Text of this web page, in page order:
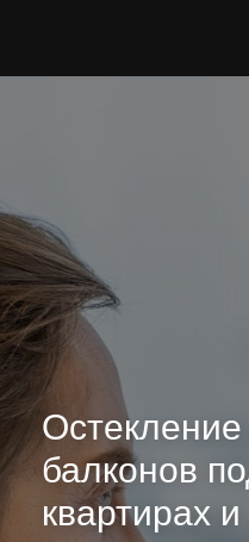
Остекление
балконов
квартирах